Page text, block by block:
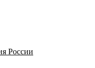
России